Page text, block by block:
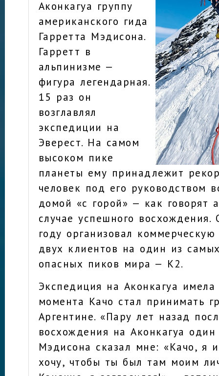
Аконкагуа группу
американского гида
Гарретта Мэдисона.
Гарретт в
альпинизме —
фигура легендарная.
15 раз он
возглавлял
экспедиции на
Эверест. На самом
высоком пике
планеты ему принадлежит
человек под его руководством
домой «с горой» — как говорят
случае успешного
году организовал
двух клиентов на один из
опасных пиков мира — К2.
Экспедиция на Аконкагуа
момента Качо стал принимать
Аргентине. «Пару лет назад
восхождения на Аконкагуа
Мэдисона сказал мне: «Качо, я
хочу, чтобы ты был там моим